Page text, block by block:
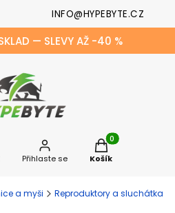
INFO@HYPEBYTE.CZ
— SLEVY AŽ -40 %
Přihlaste se
Produkty v
Košík
a myši Reproduktory a sluchátka